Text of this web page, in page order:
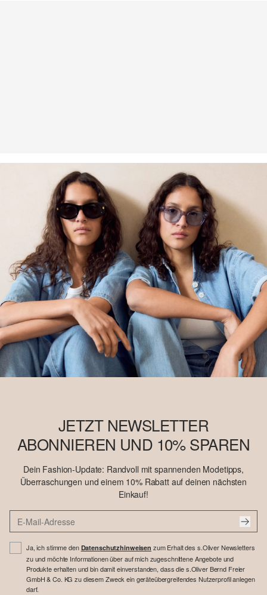
JETZT NEWSLETTER
ABONNIEREN UND 10% SPAREN
Dein Fashion-Update: Randvoll mit spannenden Modetipps,
Überraschungen und einem 10% Rabatt auf deinen nächsten
Einkauf!
Ja, ich stimme den Datenschutzhinweisen zum Erhalt des s.Oliver Newsletters
zu und möchte Informationen über auf mich zugeschnittene Angebote und
Produkte erhalten und bin damit einverstanden, dass die s.Oliver Bernd Freier
GmbH & Co. KG zu diesem Zweck ein geräteübergreifendes Nutzerprofil anlegen
darf.